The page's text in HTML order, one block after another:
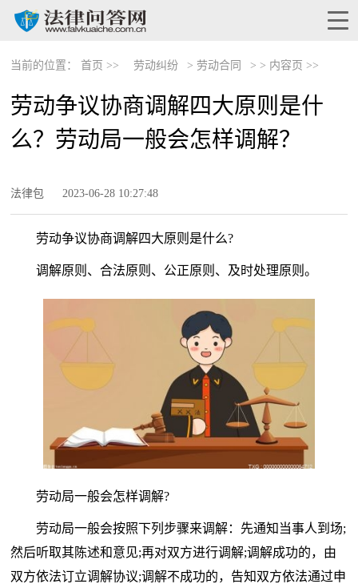
当前的位置： 首页 >> 劳动纠纷 > 劳动合同 > > 内容页 >>
劳动争议协商调解四大原则是什
么？劳动局一般会怎样调解？
法律包 2023-06-28 10:27:48
劳动争议协商调解四大原则是什么?
调解原则、合法原则、公正原则、及时处理原则。
劳动局一般会怎样调解?
劳动局一般会按照下列步骤来调解：先通知当事人到场;
然后听取其陈述和意见;再对双方进行调解;调解成功的，由
双方依法订立调解协议;调解不成功的，告知双方依法通过申